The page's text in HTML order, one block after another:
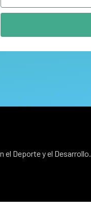
Deporte y el Desarrollo.